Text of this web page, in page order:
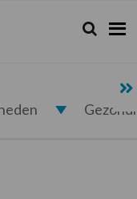
Zoeken...
Zoek